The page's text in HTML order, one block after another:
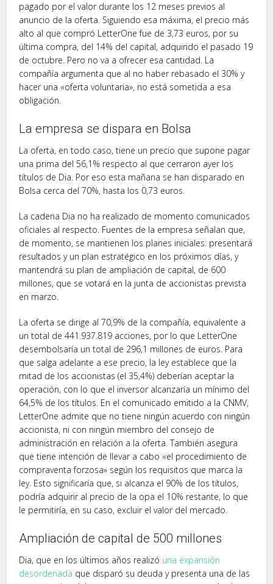
pagado por el valor durante los 12 meses previos al
anuncio de la oferta. Siguiendo esa máxima, el precio más
alto al que compró LetterOne fue de 3,73 euros, por su
última compra, del 14% del capital, adquirido el pasado 19
de octubre. Pero no va a ofrecer esa cantidad. La
compañía argumenta que al no haber rebasado el 30% y
hacer una «oferta voluntaria», no está sometida a esa
obligación.
La empresa se dispara en Bolsa
La oferta, en todo caso, tiene un precio que supone pagar
una prima del 56,1% respecto al que cerraron ayer los
títulos de Dia. Por eso esta mañana se han disparado en
Bolsa cerca del 70%, hasta los 0,73 euros.
La cadena Dia no ha realizado de momento comunicados
oficiales al respecto. Fuentes de la empresa señalan que,
de momento, se mantienen los planes iniciales: presentará
resultados y un plan estratégico en los próximos días, y
mantendrá su plan de ampliación de capital, de 600
millones, que se votará en la junta de accionistas prevista
en marzo.
La oferta se dirige al 70,9% de la compañía, equivalente a
un total de 441.937.819 acciones, por lo que LetterOne
desembolsaría un total de 296,1 millones de euros. Para
que salga adelante a ese precio, la ley establece que la
mitad de los accionistas (el 35,4%) deberían aceptar la
operación, con lo que el inversor alcanzaría un mínimo del
64,5% de los títulos. En el comunicado emitido a la CNMV,
LetterOne admite que no tiene ningún acuerdo con ningún
accionista, ni con ningún miembro del consejo de
administración en relación a la oferta. También asegura
que tiene intención de llevar a cabo «el procedimiento de
compraventa forzosa» según los requisitos que marca la
ley. Esto significaría que, si alcanza el 90% de los títulos,
podría adquirir al precio de la opa el 10% restante, lo que
le permitiría, en su caso, excluir el valor del mercado.
Ampliación de capital de 500 millones
Dia, que en los últimos años realizó una expansión
desordenada que disparó su deuda y presenta una de las